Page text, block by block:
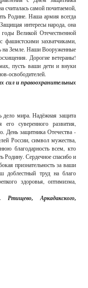
считалась самой почитаемой,
Родине. Наша армия всегда
интересы народа, она
Великой Отечественной
фашистскими захватчиками,
на Земле. Наши Вооруженные
Дорогие ветераны!
пусть ваши дети и внуки
освободителей.
сил и правоохранительных
дело мира. Надёжная защита
суверенного развития,
День защитника Отечества -
России, символ мужества,
благодарность всем, кто
Родину. Сердечное спасибо и
признательность за ваши
доблестный труд на благо
здоровья, оптимизма,
Аркадакского,